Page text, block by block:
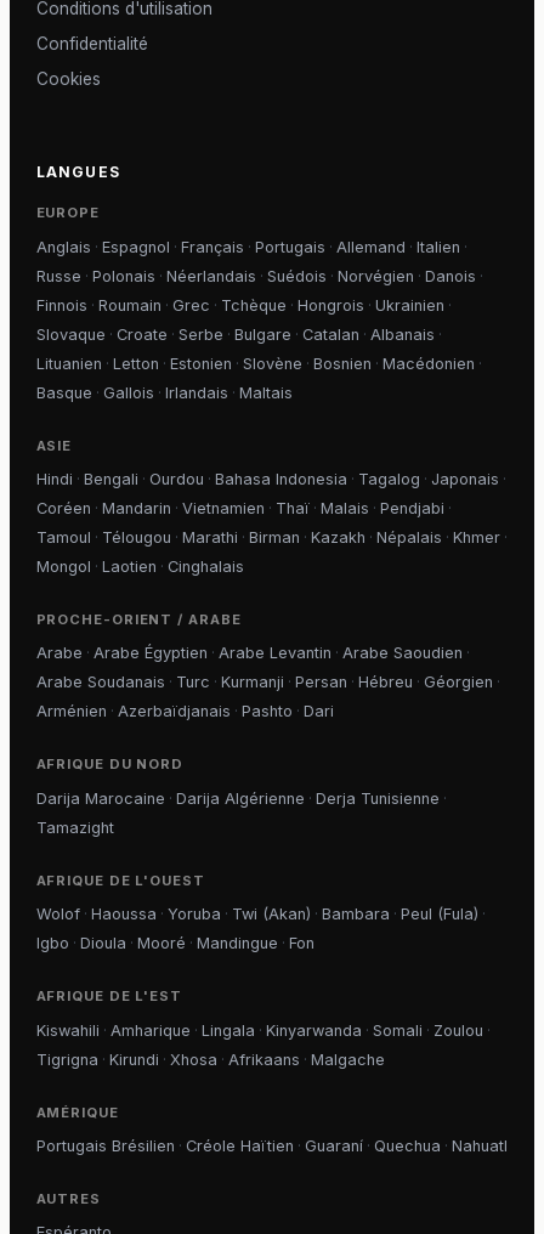
Conditions d'utilisation
Confidentialité
Cookies
LANGUES
EUROPE
Anglais · Espagnol · Français · Portugais · Allemand · Italien ·
Russe · Polonais · Néerlandais · Suédois · Norvégien · Danois ·
Finnois · Roumain · Grec · Tchèque · Hongrois · Ukrainien ·
Slovaque · Croate · Serbe · Bulgare · Catalan · Albanais ·
Lituanien · Letton · Estonien · Slovène · Bosnien · Macédonien ·
Basque · Gallois · Irlandais · Maltais
ASIE
Hindi · Bengali · Ourdou · Bahasa Indonesia · Tagalog · Japonais ·
Coréen · Mandarin · Vietnamien · Thaï· Malais · Pendjabi ·
Tamoul · Télougou · Marathi · Birman · Kazakh · Népalais · Khmer·
Mongol · Laotien · Cinghalais
PROCHE-ORIENT / ARABE
Arabe · Arabe Égyptien · Arabe Levantin · Arabe Saoudien ·
Arabe Soudanais · Turc · Kurmanji · Persan · Hébreu · Géorgien ·
Arménien · Azerbaïdjanais · Pashto · Dari
AFRIQUE DU NORD
Darija Marocaine · Darija Algérienne · Derja Tunisienne ·
Tamazight
AFRIQUE DE L'OUEST
Wolof· Haoussa · Yoruba · Twi (Akan) · Bambara · Peul (Fula) ·
Igbo · Dioula · Mooré · Mandingue · Fon
AFRIQUE DE L'EST
Kiswahili · Amharique · Lingala · Kinyarwanda · Somali · Zoulou ·
Tigrigna · Kirundi · Xhosa · Afrikaans · Malgache
AMÉRIQUE
Portugais Brésilien · Créole Haïtien · Guaraní· Quechua · Nahuatl
AUTRES